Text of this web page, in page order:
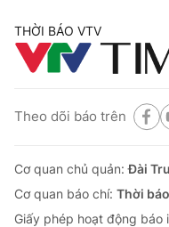
THỜI BÁO VTV
Theo dõi báo trên
Cơ quan chủ quản:Đài
Cơ quan báo chí: Thời
Giấy phép hoạt động báo